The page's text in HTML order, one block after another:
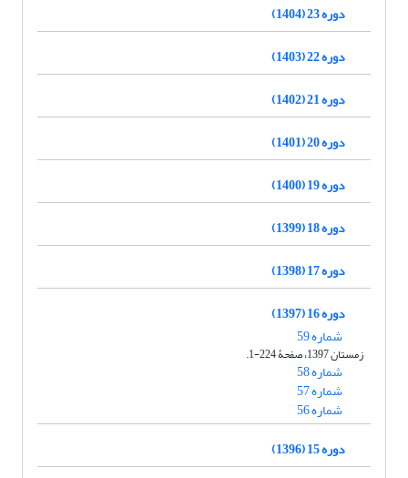
دوره 23 (1404)
دوره 22 (1403)
دوره 21 (1402)
دوره 20 (1401)
دوره 19 (1400)
دوره 18 (1399)
دوره 17 (1398)
دوره 16 (1397)
شماره 59
زمستان 1397، صفحۀ 224-1.
شماره 58
شماره 57
شماره 56
دوره 15 (1396)